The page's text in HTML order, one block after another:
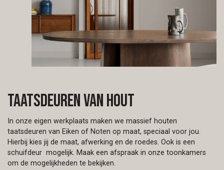
offerte aan via de knop 'offerte
aanvragen'. Liever eerst even kijken
en voelen? Maak een afspraak in
onze toonkamers. We geven je
Taatsdeuren van hout
In onze eigen werkplaats maken we massief houten
taatsdeuren van Eiken of Noten op maat, speciaal voor jou.
Hierbij kies jij de maat, afwerking en de roedes. Ook is een
schuifdeur mogelijk. Maak een afspraak in onze toonkamers
om de mogelijkheden te bekijken.